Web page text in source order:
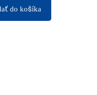
do košíka